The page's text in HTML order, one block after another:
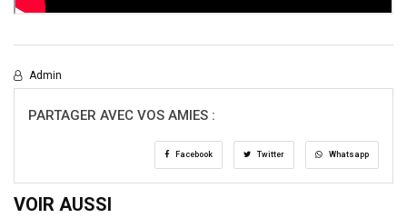
Admin
PARTAGER AVEC VOS AMIES :
Facebook Twitter Whatsapp
VOIR AUSSI